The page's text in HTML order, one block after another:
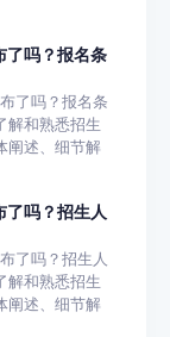
了吗？报名条
了吗？报名条
解和熟悉招生
阐述、细节解
吗？招生人
了吗？招生人
解和熟悉招生
阐述、细节解